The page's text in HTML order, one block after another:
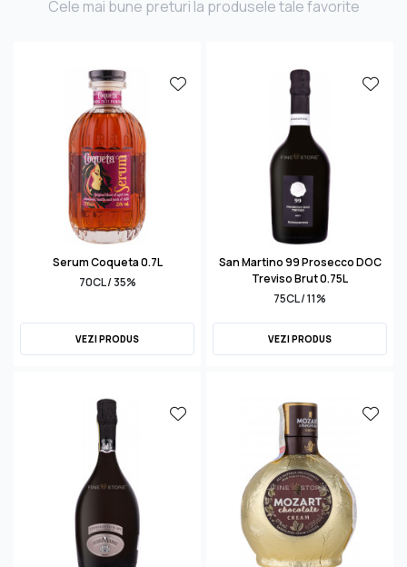
Cele mai bune preturi la produsele tale favorite
Serum Coqueta 0.7L
70CL / 35%
VEZI PRODUS
San Martino 99 Prosecco DOC
Treviso Brut 0.75L
75CL / 11%
VEZI PRODUS